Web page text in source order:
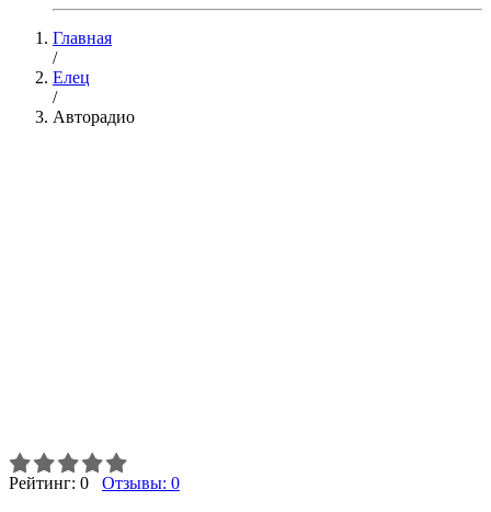
Главная
/
Елец
/
Авторадио
Рейтинг: 0 Отзывы: 0